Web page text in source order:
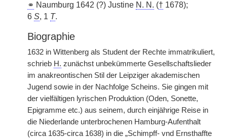
⚭ Naumburg 1642 (?) Justine N. N. († 1678);
6 S, 1 T.
Biographie
1632 in Wittenberg als Student der Rechte immatrikuliert,
schrieb H. zunächst unbekümmerte Gesellschaftslieder
im anakreontischen Stil der Leipziger akademischen
Jugend sowie in der Nachfolge Scheins. Sie gingen mit
der vielfältigen lyrischen Produktion (Oden, Sonette,
Epigramme etc.) aus seinem, durch einjährige Reise in
die Niederlande unterbrochenen Hamburg-Aufenthalt
(circa 1635-circa 1638) in die „Schimpff- vnd Ernsthaffte